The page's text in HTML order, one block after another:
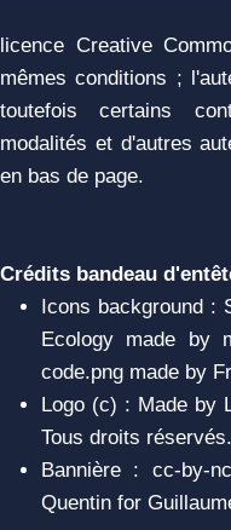
licence Creative
mêmes conditions ;
toutefois certains
modalités et d'autres
en bas de page.
Crédits bandeau
Icons background :
Ecology made by
code.png made by
Logo (c) : Made by
Tous droits réservés.
Bannière : cc-by-
Quentin for